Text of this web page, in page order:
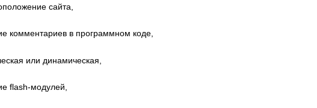
сайта,
комментариев в программном коде,
или динамическая,
flash-модулей,